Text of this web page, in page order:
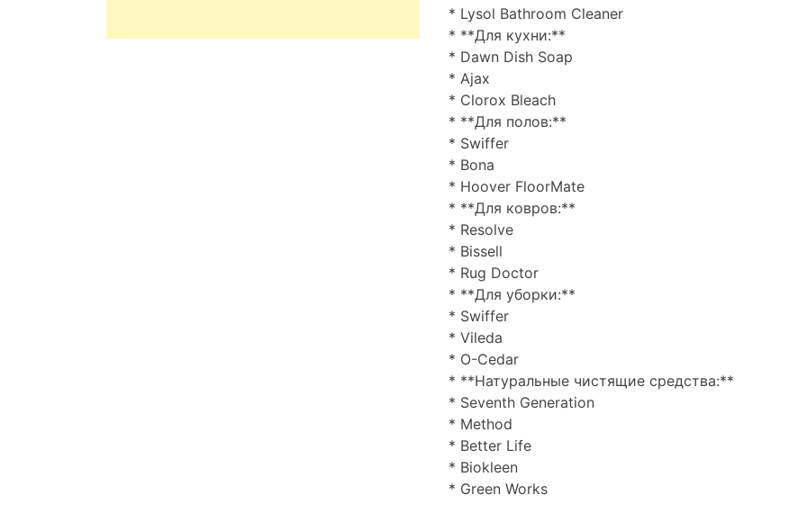
* Lysol Bathroom Cleaner
* **Для кухни:**
* Dawn Dish Soap
* Ajax
* Clorox Bleach
* **Для полов:**
* Swiffer
* Bona
* Hoover FloorMate
* **Для ковров:**
* Resolve
* Bissell
* Rug Doctor
* **Для уборки:**
* Swiffer
* Vileda
* O-Cedar
* **Натуральные чистящие средства:**
* Seventh Generation
* Method
* Better Life
* Biokleen
* Green Works